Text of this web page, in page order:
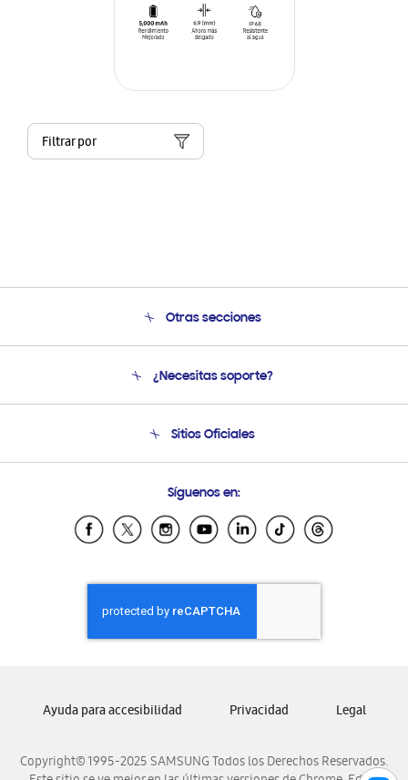
Filtrar por
Otras secciones
Soporte
Condiciones de Compra
¿Necesitas soporte?
Soporte vía eMail
Sitios Oficiales
Samsung Ecuador
Samsung El Salvador
Samsung Honduras
Samsung Nicaragua
Samsung Panamá
Samsung Venezuela
Síguenos en:
Copyright© 1995-2025 SAMSUNG Todos los Derechos Reservados.
Ayuda para accesibilidad Privacidad Legal